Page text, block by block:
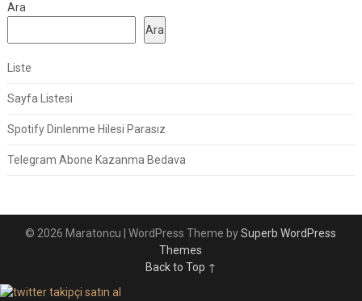
Ara
Ara
Liste
Sayfa Listesi
Spotify Dinlenme Hilesi Parasız
Telegram Abone Kazanma Bedava
© 2026 Maratoncu | WordPress Theme bySuperb WordPress
Themes
Back to Top ↑